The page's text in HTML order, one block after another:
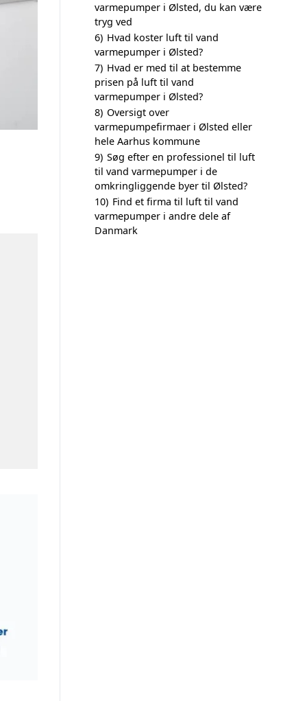
varmepumper i Ølsted, du kan være
tryg ved
6) Hvad koster luft til vand
varmepumper i Ølsted?
7) Hvad er med til at bestemme
prisen på luft til vand
varmepumper i Ølsted?
8) Oversigt over
varmepumpefirmaer i Ølsted eller
hele Aarhus kommune
9) Søg efter en professionel til luft
til vand varmepumper i de
omkringliggende byer til Ølsted?
10) Find et firma til luft til vand
varmepumper i andre dele af
Danmark